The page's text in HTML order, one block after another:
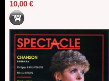
10,00 €